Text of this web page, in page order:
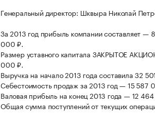
Генеральный директор: Шквыра Николай
За 2013 год прибыль компании составляет
000 ₽.
Размер уставного капитала ЗАКРЫТОЕ
000 ₽.
Выручка на начало 2013 года составила 32
Себестоимость продаж за 2013 год — 15 587
Валовая прибыль на конец 2013 года — 12
Общая сумма поступлений от текущих